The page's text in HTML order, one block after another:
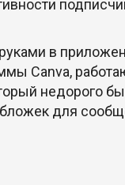
в
Canva,
недорого
для